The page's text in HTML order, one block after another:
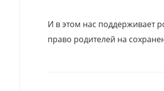
И в этом нас поддерживает
право родителей на